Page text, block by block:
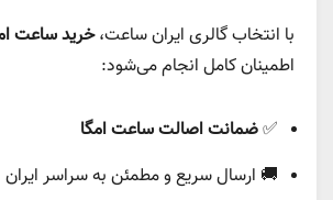
با انتخاب گالری ایران ساعت،خرید ساعت
اطمینان کامل انجام می‌شود:
✅ضمانت اصالت ساعت امگا
🚚 ارسال سریع و مطمئن به سراسر ایران